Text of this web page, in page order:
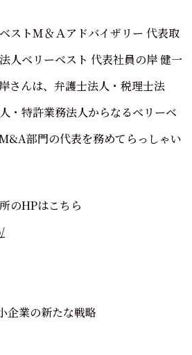
ストＭ＆Ａアドバイザリー 代表取
人ベリーベスト 代表社員の岸 健一
さんは、弁護士法人・税理士法
・特許業務法人からなるベリーベ
部門の代表を務めてらっしゃい
のHPはこちら
業の新たな戦略